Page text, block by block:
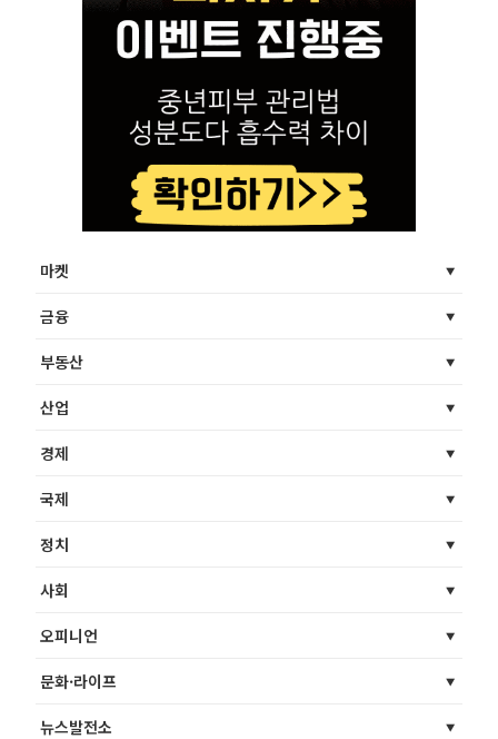
마켓
금융
부동산
산업
경제
국제
정치
사회
오피니언
문화·라이프
뉴스발전소